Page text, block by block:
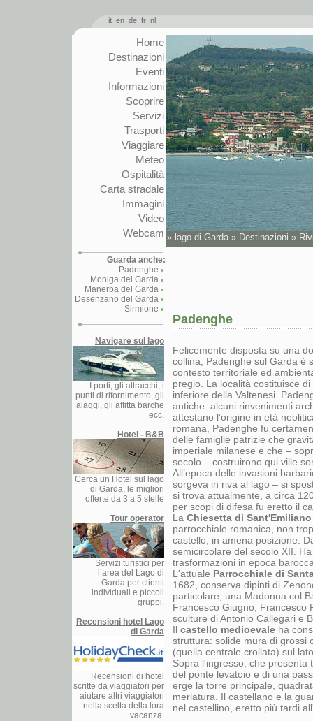
it en de fr nl
Home
Destinazioni
Eventi
Informazioni
Scoprire
Servizi
Trasporti
Viaggiare
Meteo
Ospitalità
Carta stradale
Immagini
Video
Webcam
Guarda anche:
Padenghe
Moniga del Garda
Manerba del Garda
Desenzano del Garda
Sirmione
Navigare sul lago
I porti, gli attracchi, i
punti di rifornimento, gli
alaggi, gli affitta barche
ecc.
Hotel - B&B
Cerca un Hotel sul lago
di Garda, le migliori
offerte da 3 a 5 stelle
Tour operator
Servizi turistici per
l’area del Lago di
Garda per clienti
individuali e piccoli
gruppi.
Recensioni hotel Lago
di Garda
Recensioni di hotel
scritte da viaggiatori per
aiutare altri viaggiatori
nella scelta della lora
vacanza.
» lago di Garda » Destinazioni »
Padenghe
Felicemente disposta su una
collina, Padenghe sul Garda è
contesto territoriale ed
pregio. La località costituisce
inferiore della Valtenesi.
antiche: alcuni rinvenimenti
attestano l’origine in età
romana, Padenghe fu
delle famiglie patrizie che
imperiale milanese e che –
secolo – costruirono qui ville
All’epoca delle invasioni
sorgeva in riva al lago – si
si trova attualmente, a circa
per scopi di difesa fu eretto il
La Chiesetta di Sant'Emiliano
parrocchiale romanica, non
castello, in amena posizione.
semicircolare del secolo XII.
trasformazioni in epoca
L'attuale Parrocchiale di
1682, conserva dipinti di
particolare, una Madonna col
Francesco Giugno, Francesco
sculture di Antonio Callegari e
Il castello medioevale ha
struttura: solide mura di grossi
(quella centrale crollata) sul
Sopra l'ingresso, che presenta
del ponte levatoio e di una
erge la torre principale,
merlatura. Il castellano e la
nel castellino, eretto più tardi